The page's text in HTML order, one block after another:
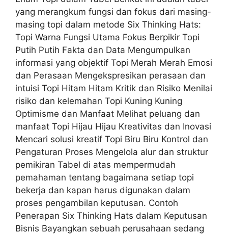
yang merangkum fungsi dan fokus dari masing-
masing topi dalam metode Six Thinking Hats:
Topi Warna Fungsi Utama Fokus Berpikir Topi
Putih Putih Fakta dan Data Mengumpulkan
informasi yang objektif Topi Merah Merah Emosi
dan Perasaan Mengekspresikan perasaan dan
intuisi Topi Hitam Hitam Kritik dan Risiko Menilai
risiko dan kelemahan Topi Kuning Kuning
Optimisme dan Manfaat Melihat peluang dan
manfaat Topi Hijau Hijau Kreativitas dan Inovasi
Mencari solusi kreatif Topi Biru Biru Kontrol dan
Pengaturan Proses Mengelola alur dan struktur
pemikiran Tabel di atas mempermudah
pemahaman tentang bagaimana setiap topi
bekerja dan kapan harus digunakan dalam
proses pengambilan keputusan. Contoh
Penerapan Six Thinking Hats dalam Keputusan
Bisnis Bayangkan sebuah perusahaan sedang